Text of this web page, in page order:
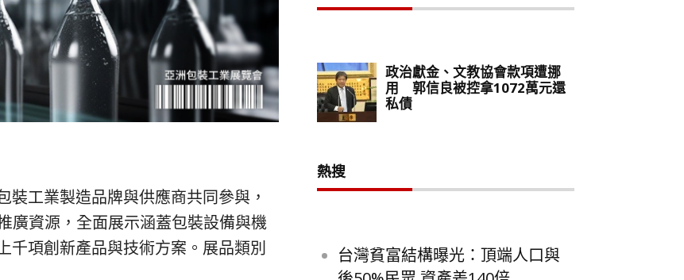
工業製造品牌與供應商共同參與，
廣資源，全面展示涵蓋包裝設備與機
千項創新產品與技術方案。展品類別
熱搜
台灣貧富結構曝光：頂端人口與